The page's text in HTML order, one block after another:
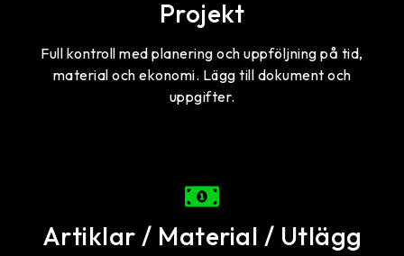
Projekt
Full kontroll med planering och uppföljning på tid,
material och ekonomi. Lägg till dokument och
uppgifter.
Artiklar / Material / Utlägg